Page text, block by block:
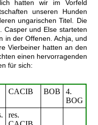
hatten wir im Vorfeld
unseren Hunden
ungarischen Titel. Die
Casper und Else starteten
in der Offenen. Achja, und
Vierbeiner hatten an den
einen hervorragenden
für sich:
CACIB BOB
4.
BOG
res.